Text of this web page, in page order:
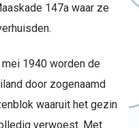
147a waar ze
1940 worden de
door zogenaamd
waaruit het gezin
verwoest. Met